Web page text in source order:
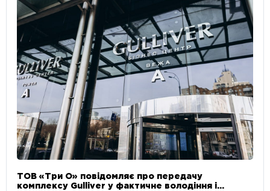
ТОВ «Три О» повідомляє про передачу
комплексу Gulliver у фактичне володіння і